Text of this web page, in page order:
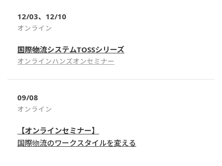
12/03、12/10
オンライン
国際物流システムTOSSシリーズ
オンラインハンズオンセミナー
09/08
オンライン
【オンラインセミナー】
国際物流のワークスタイルを変える